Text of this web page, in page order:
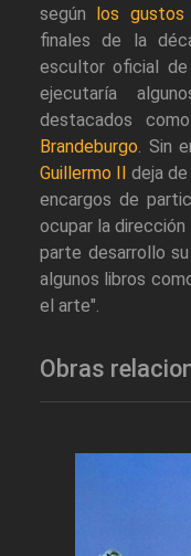
según
los gustos
finales de la
escultor oficial
ejecutaría
destacados
Brandeburgo. Sin
Guillermo II
deja
encargos de
ocupar la
parte desarrollo
algunos libros
el arte".
Obras